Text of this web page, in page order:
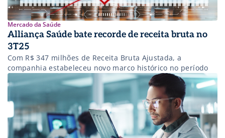
Mercado da Saúde
Alliança Saúde bate recorde de receita bruta no
3T25
Com R$ 347 milhões de Receita Bruta Ajustada, a
companhia estabeleceu novo marco histórico no período